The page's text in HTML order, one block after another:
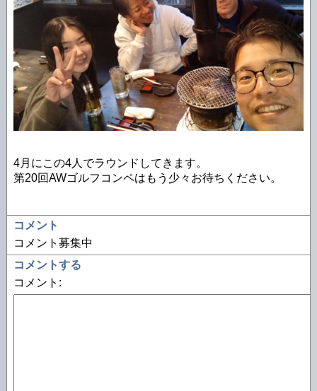
4月にこの4人でラウンドしてきます。
第20回AWゴルフコンペはもう少々お待ちください。
コメント
コメント募集中
コメントする
コメント: